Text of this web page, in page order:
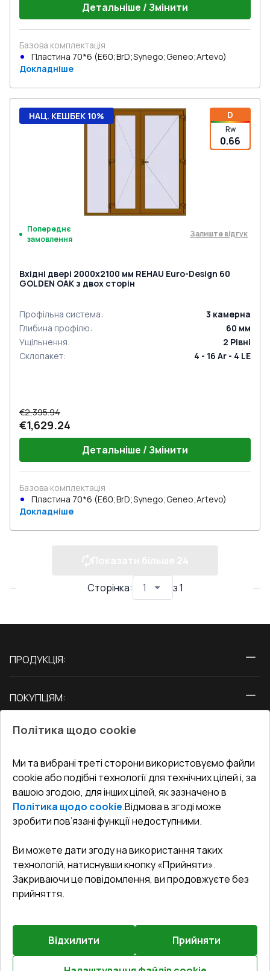
Детальніше / Змінити
Базова комплектація
Пластина 70*6 (E60;BrD;Synego;Geneo;Artevo)
Докладніше
D
Rw
0.66
НАЦ. КЕШБЕК 10%
Попереднє
замовлення
Залиште відгук
Вхідні двері 2000x2100 мм REHAU Euro-Design 60
GOLDEN OAK з двох сторін
Профільна система: 3 камерна
Глибина профілю: 60 мм
Ущільнення: 2 Рівні
Склопакет: 4 - 16 Ar - 4 LE
€2,395.94
€1,629.24
Детальніше / Змінити
Базова комплектація
Пластина 70*6 (E60;BrD;Synego;Geneo;Artevo)
Докладніше
Сторінка: з1
ПРОДУКЦІЯ:
Двері
ПОКУПЦЯМ:
Блог
Адреса гіпермаркета
Як правильно заміряти вікна
СЕРВІС ТА ОБЛУГОВУВАННЯ:
Доставка і Оплата
Гарантія та Сервіс
Повернення товару
Договір публічної оферти
КОНТАКТИ
Офіс:Україна, м. Вінниця, вул. Келецька 60 кв. 61
undefined(undefined)
©2026 Всі права захищені.
Сайт створено на платформіVitrager.com.
Політика щодо cookie
Ми та вибрані треті сторони використовуємо файли
cookie або подібні технології для технічних цілей і, за
вашою згодою, для інших цілей, як зазначено в
Політика щодо cookie.Відмова в згоді може
зробити пов’язані функції недоступними.
Ви можете дати згоду на використання таких
технологій, натиснувши кнопку «Прийняти».
Закриваючи це повідомлення, ви продовжуєте без
прийняття.
Відхилити Прийняти